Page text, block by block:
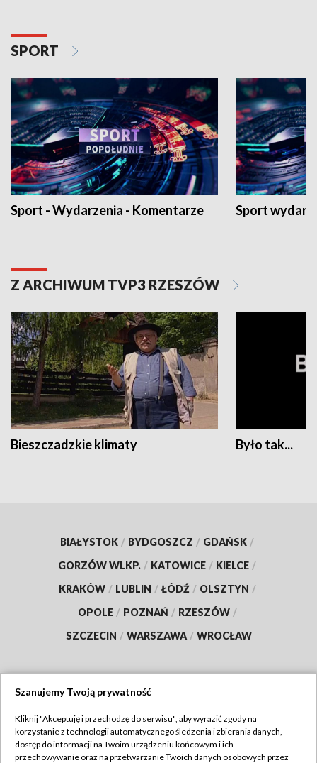
SPORT
Sport - Wydarzenia - Komentarze Sport
Z ARCHIWUM TVP3 RZESZÓW
Bieszczadzkie klimaty Było tak...
BIAŁYSTOK / BYDGOSZCZ / GDAŃSK /
GORZÓW WLKP. / KATOWICE / KIELCE /
KRAKÓW / LUBLIN / ŁÓDŹ / OLSZTYN /
OPOLE / POZNAŃ / RZESZÓW /
SZCZECIN / WARSZAWA / WROCŁAW
TVP
Abonament TVP
Szanujemy Twoją prywatność
Kliknij "Akceptuję i przechodzę do serwisu", aby wyrazić zgody na
korzystanie z technologii automatycznego śledzenia i zbierania danych,
dostęp do informacji na Twoim urządzeniu końcowym i ich
przechowywanie oraz na przetwarzanie Twoich danych osobowych przez